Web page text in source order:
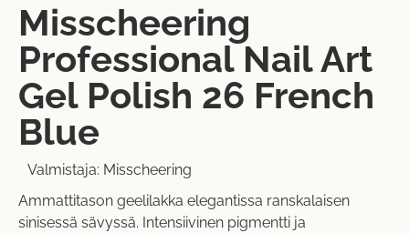
Misscheering
Professional Nail Art
Gel Polish 26 French
Blue
Valmistaja: Misscheering
Ammattitason geelilakka elegantissa ranskalaisen
sinisessä sävyssä. Intensiivinen pigmentti ja